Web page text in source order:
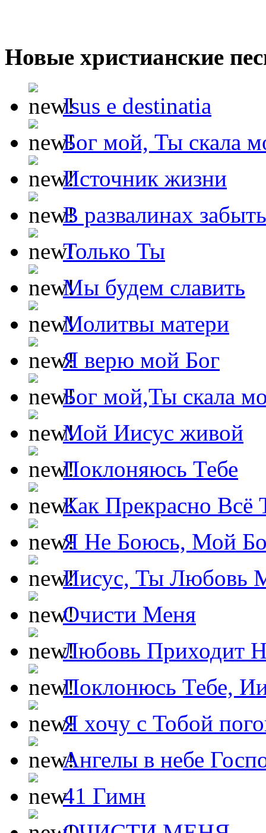
Новые христианские
Isus e destinatia
Бог мой, Ты скала
Источник жизни
В развалинах
Только Ты
Мы будем славить
Молитвы матери
Я верю мой Бог
Бог мой,Ты скала
Мой Иисус живой
Поклоняюсь Тебе
Как Прекрасно Всё
Я Не Боюсь, Мой
Иисус, Ты Любовь
Очисти Меня
Любовь Приходит
Поклонюсь Тебе,
Я хочу с Тобой
Ангелы в небе
41 Гимн